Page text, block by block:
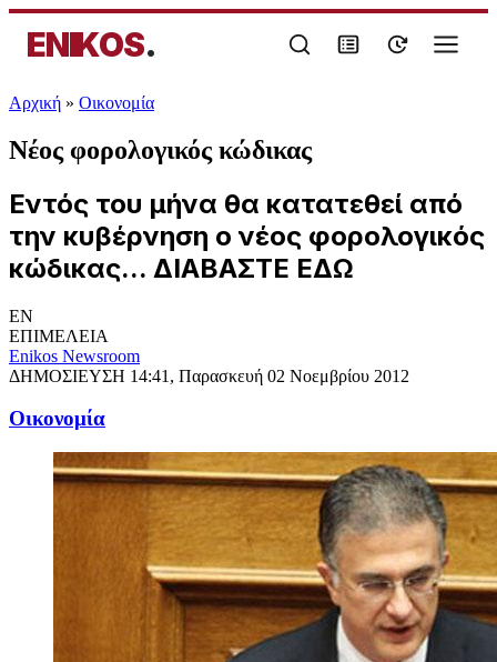
ENIKOS.
Αρχική » Oικονομία
Νέος φορολογικός κώδικας
Εντός του μήνα θα κατατεθεί από
την κυβέρνηση ο νέος φορολογικός
κώδικας... ΔΙΑΒΑΣΤΕ ΕΔΩ
EN
ΕΠΙΜΕΛΕΙΑ
Enikos Newsroom
ΔΗΜΟΣΙΕΥΣΗ 14:41, Παρασκευή 02 Νοεμβρίου 2012
Oικονομία